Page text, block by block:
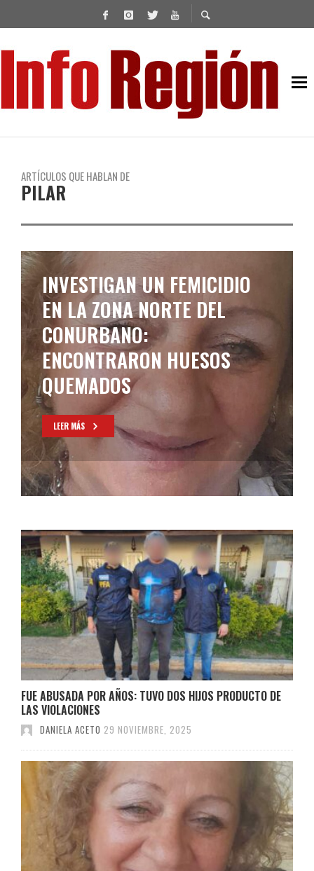
ARTÍCULOS QUE HABLAN DE
PILAR
INVESTIGAN UN FEMICIDIO
EN LA ZONA NORTE DEL
CONURBANO:
ENCONTRARON HUESOS
QUEMADOS
LEER MÁS
FUE ABUSADA POR AÑOS: TUVO DOS HIJOS PRODUCTO DE
LAS VIOLACIONES
DANIELA ACETO 29 NOVIEMBRE, 2025